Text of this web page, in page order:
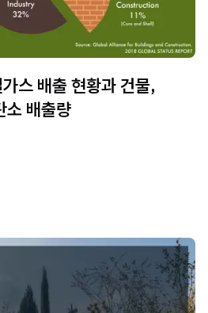
스 배출 현황과 건물,
소 배출량